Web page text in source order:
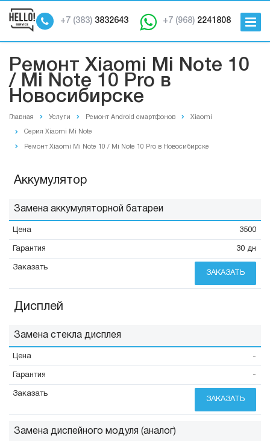
+7 (968) 2241808
+7 (383) 3832643
Ремонт Xiaomi Mi Note 10
/ Mi Note 10 Pro в
Новосибирске
Главная Услуги Ремонт Android смартфонов Xiaomi
Серия Xiaomi Mi Note
Ремонт Xiaomi Mi Note 10 / Mi Note 10 Pro в Новосибирске
Аккумулятор
Замена аккумуляторной батареи
3500
30 дн
ЗАКАЗАТЬ
Дисплей
Замена стекла дисплея
-
-
ЗАКАЗАТЬ
Замена диспейного модуля (аналог)